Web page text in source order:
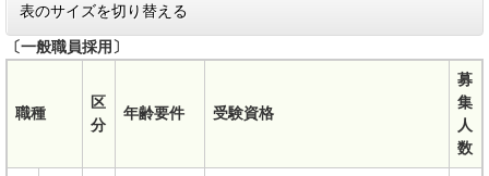
表のサイズを切り替える
〔一般職員採用〕
職種
区
分
年齢要件 受験資格
募
集
人
数